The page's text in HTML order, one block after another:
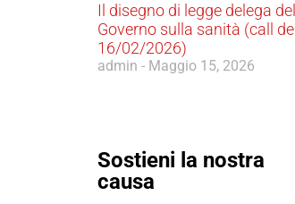
Il disegno di legge delega del
Governo sulla sanità (call del
16/02/2026)
admin Maggio 15, 2026
Sostieni la nostra
causa